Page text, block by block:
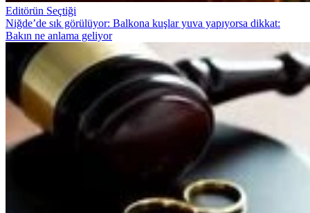
Editörün Seçtiği
Niğde’de sık görülüyor: Balkona kuşlar yuva yapıyorsa dikkat:
Bakın ne anlama geliyor